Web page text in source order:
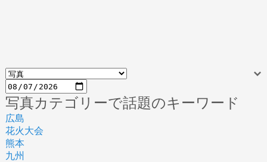
写真カテゴリーで話題のキーワード
広島
花火大会
熊本
九州